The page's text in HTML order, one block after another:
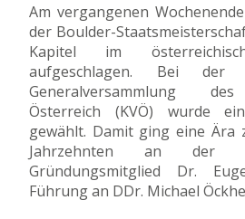
Am vergangenen
der Boulder-
Kapitel im
aufgeschlagen. Bei der
Generalversammlung
Österreich (KVÖ) wurde
gewählt. Damit ging eine Ära
Jahrzehnten an der
Gründungsmitglied Dr.
Führung an DDr. Michael